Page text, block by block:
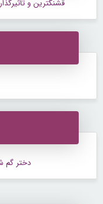
قشنگترین و
دختر گم